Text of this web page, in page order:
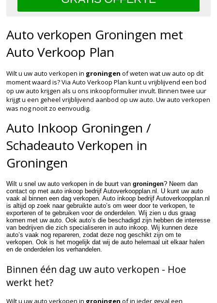
Auto verkopen Groningen met
Auto Verkoop Plan
Wilt u uw auto verkopen in groningen of weten wat uw auto op dit
moment waard is? Via Auto Verkoop Plan kunt u vrijblijvend een bod
op uw auto krijgen als u ons inkoopformulier invult. Binnen twee uur
krijgt u een geheel vrijblijvend aanbod op uw auto. Uw auto verkopen
was nog nooit zo eenvoudig.
Auto Inkoop Groningen /
Schadeauto Verkopen in
Groningen
Wilt u snel uw auto verkopen in de buurt vangroningen? Neem dan
contact op met auto inkoop bedrijf Autoverkoopplan.nl. U kunt uw auto
vaak al binnen een dag verkopen. Auto inkoop bedrijf Autoverkoopplan.nl
is altijd op zoek naar gebruikte auto’s om weer door te verkopen, te
exporteren of te gebruiken voor de onderdelen. Wij zien u dus graag
komen met uw auto. Ook auto’s die beschadigd zijn hebben de interesse
van bedrijven die zich specialiseren in auto inkoop. Wij kunnen deze
auto’s vaak nog repareren, zodat deze nog geschikt zijn om te
verkopen. Ook is het mogelijk dat wij de auto helemaal uit elkaar halen
en de onderdelen los verhandelen.
Binnen één dag uw auto verkopen - Hoe
werkt het?
Wilt u uw auto verkopen in groningenof in ieder geval een